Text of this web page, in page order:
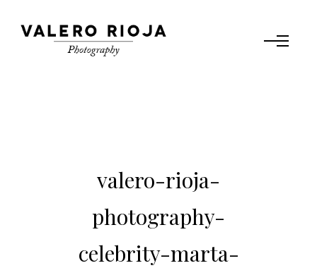
valero-rioja-
photography-
celebrity-marta-